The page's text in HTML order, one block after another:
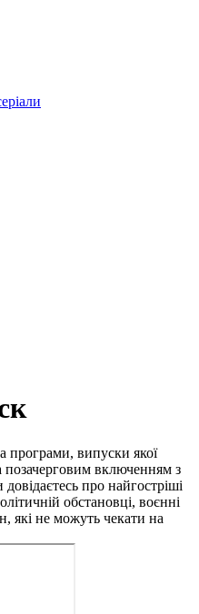
випуски якої
позачерговим включенням з
про найгостріші
обстановці, воєнні
які не можуть чекати на